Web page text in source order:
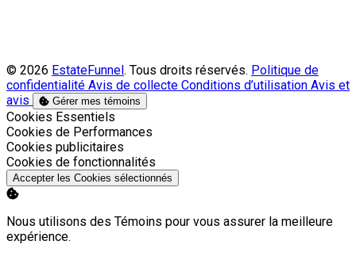
© 2026 EstateFunnel . Tous droits réservés. Politique de
confidentialité Avis de collecte Conditions d’utilisation Avis et
avis
Gérer mes témoins
Activer
Cookies Essentiels
Activer
Cookies de Performances
Activer
Cookies publicitaires
Activer
Cookies de fonctionnalités
Accepter les Cookies sélectionnés
Nous utilisons des Témoins pour vous assurer la meilleure
expérience.